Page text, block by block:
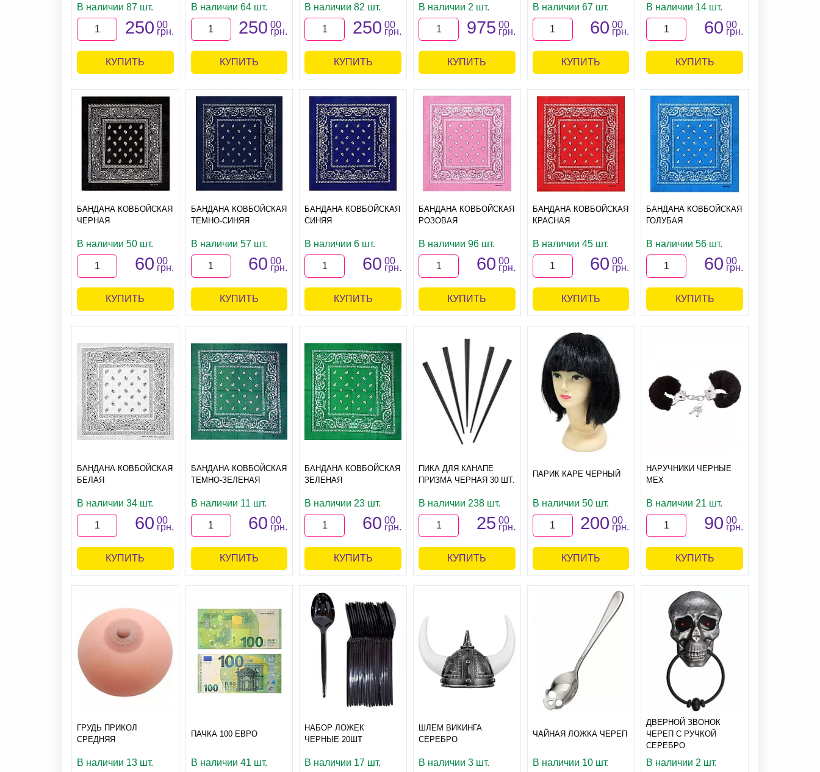
В наличии 87 шт.
250 00
грн.
КУПИТЬ
В наличии 64 шт.
250 00
грн.
КУПИТЬ
В наличии 82 шт.
250 00
грн.
КУПИТЬ
В наличии 2 шт.
975 00
грн.
КУПИТЬ
В наличии 67 шт.
60 00
грн.
КУПИТЬ
В наличии 14 шт.
60 00
грн.
КУПИТЬ
БАНДАНА КОВБОЙСКАЯ
ЧЕРНАЯ
В наличии 50 шт.
60 00
грн.
КУПИТЬ
БАНДАНА КОВБОЙСКАЯ
ТЕМНО-СИНЯЯ
В наличии 57 шт.
60 00
грн.
КУПИТЬ
БАНДАНА КОВБОЙСКАЯ
СИНЯЯ
В наличии 6 шт.
60 00
грн.
КУПИТЬ
БАНДАНА КОВБОЙСКАЯ
РОЗОВАЯ
В наличии 96 шт.
60 00
грн.
КУПИТЬ
БАНДАНА КОВБОЙСКАЯ
КРАСНАЯ
В наличии 45 шт.
60 00
грн.
КУПИТЬ
БАНДАНА КОВБОЙСКАЯ
ГОЛУБАЯ
В наличии 56 шт.
60 00
грн.
КУПИТЬ
БАНДАНА КОВБОЙСКАЯ
БЕЛАЯ
В наличии 34 шт.
60 00
грн.
КУПИТЬ
БАНДАНА КОВБОЙСКАЯ
ТЕМНО-ЗЕЛЕНАЯ
В наличии 11 шт.
60 00
грн.
КУПИТЬ
БАНДАНА КОВБОЙСКАЯ
ЗЕЛЕНАЯ
В наличии 23 шт.
60 00
грн.
КУПИТЬ
ПИКА ДЛЯ КАНАПЕ
ПРИЗМА ЧЕРНАЯ 30 ШТ.
В наличии 238 шт.
25 00
грн.
КУПИТЬ
ПАРИК КАРЕ ЧЕРНЫЙ
В наличии 50 шт.
200 00
грн.
КУПИТЬ
НАРУЧНИКИ ЧЕРНЫЕ
МЕХ
В наличии 21 шт.
90 00
грн.
КУПИТЬ
ГРУДЬ ПРИКОЛ
СРЕДНЯЯ
В наличии 13 шт.
ПАЧКА 100 ЕВРО
В наличии 41 шт.
НАБОР ЛОЖЕК
ЧЕРНЫЕ 20ШТ
В наличии 17 шт.
ШЛЕМ ВИКИНГА
СЕРЕБРО
В наличии 3 шт.
ЧАЙНАЯ ЛОЖКА ЧЕРЕП
В наличии 10 шт.
ДВЕРНОЙ ЗВОНОК
ЧЕРЕП С РУЧКОЙ
СЕРЕБРО
В наличии 2 шт.